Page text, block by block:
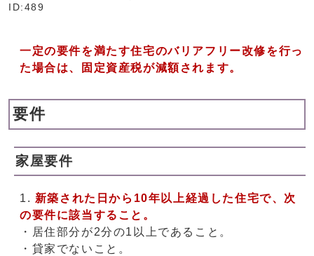
ID:489
一定の要件を満たす住宅のバリアフリー改修を行っ
た場合は、固定資産税が減額されます。
要件
家屋要件
新築された日から10年以上経過した住宅で、次
の要件に該当すること。
・居住部分が2分の1以上であること。
・貸家でないこと。